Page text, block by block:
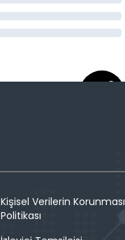
Kişisel Verilerin Korunması
Politikası